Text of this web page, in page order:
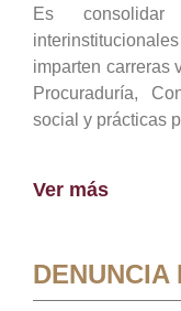
Es
imparten carreras
Procuraduría,
social y prácticas
Ver más
DENUNCIA